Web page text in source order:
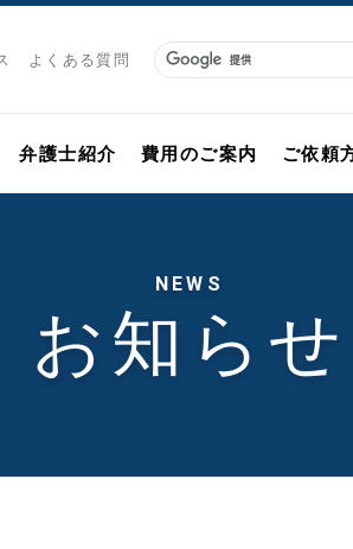
よくある質問
弁護士紹介 費用のご案内 ご依頼
NEWS
お知らせ